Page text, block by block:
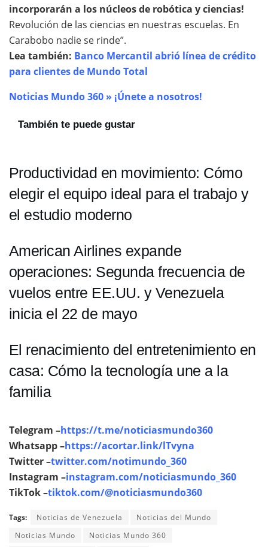
incorporarán a los núcleos de robótica y ciencias!
Revolución de las ciencias en nuestras escuelas. En
Carabobo nadie se rinde”.
Lea también: Banco Mercantil abrió línea de crédito
para clientes de Mundo Total
Noticias Mundo 360 » ¡Únete a nosotros!
También te puede gustar
Productividad en movimiento: Cómo
elegir el equipo ideal para el trabajo y
el estudio moderno
American Airlines expande
operaciones: Segunda frecuencia de
vuelos entre EE.UU. y Venezuela
inicia el 22 de mayo
El renacimiento del entretenimiento en
casa: Cómo la tecnología une a la
familia
Telegram –https://t.me/noticiasmundo360
Whatsapp –https://acortar.link/lTvyna
Twitter –twitter.com/notimundo_360
Instagram –instagram.com/noticiasmundo_360
TikTok –tiktok.com/@noticiasmundo360
Tags: Noticias de Venezuela
Noticias del Mundo
Noticias Mundo
Noticias Mundo 360